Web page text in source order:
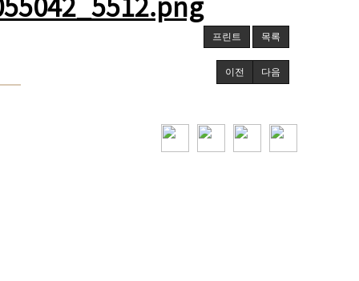
프린트 목록
이전 다음